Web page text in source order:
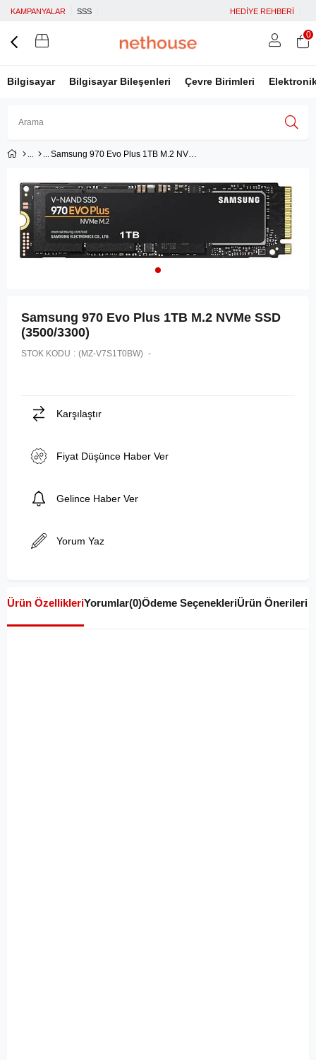
KAMPANYALAR SSS HEDİYE REHBERİ
Bilgisayar Bilgisayar Bileşenleri Çevre Birimleri
Üye Girişi
Google İle Bağlan
0
Samsung 970 Evo Plus 1TB M.2 NVMe SSD (3500/3300)
Samsung 970 Evo Plus 1TB M.2 NVMe SSD
(3500/3300)
STOK KODU (MZ-V7S1T0BW)
Karşılaştır
Fiyat Düşünce Haber Ver
Gelince Haber Ver
Yorum Yaz
Ürün ÖzellikleriYorumlar(0)Ödeme SeçenekleriÜrün Önerileri